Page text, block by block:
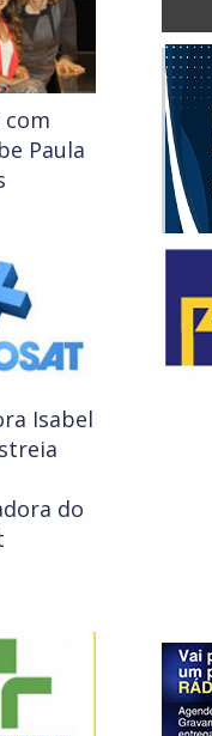
com
Paula
Isabel
do